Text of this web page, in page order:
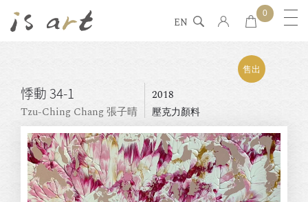
EN
0
悸動 34-1
Tzu-Ching Chang 張子晴
2018
壓克力顏料
售出